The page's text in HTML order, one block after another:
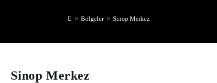
> Bölgeler > Sinop Merkez
Sinop Merkez